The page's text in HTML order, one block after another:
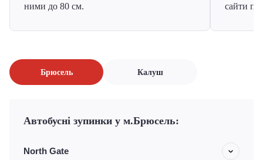
ними до 80 см.
сайти
Брюсель Калуш
Автобусні зупинки у м.Брюсель:
North Gate